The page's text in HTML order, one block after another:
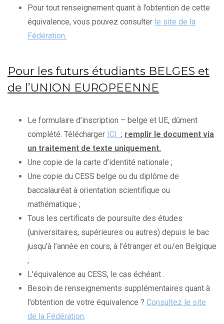
Pour tout renseignement quant à l’obtention de cette
équivalence, vous pouvez consulter le site de la
Fédération.
Pour les futurs étudiants BELGES et
de l’UNION EUROPEENNE
Le formulaire d’inscription – belge et UE, dûment
complété. Télécharger ICI ; remplir le document via
un traitement de texte uniquement.
Une copie de la carte d’identité nationale ;
Une copie du CESS belge ou du diplôme de
baccalauréat à orientation scientifique ou
mathématique ;
Tous les certificats de poursuite des études
(universitaires, supérieures ou autres) depuis le bac
jusqu’à l’année en cours, à l’étranger et ou/en Belgique
;
L’équivalence au CESS, le cas échéant .
Besoin de renseignements supplémentaires quant à
l’obtention de votre équivalence ? Consultez le site
de la Fédération.